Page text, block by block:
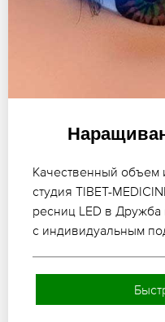
Качественный объем
студия TIBET-
ресниц LED в
с индивидуальным